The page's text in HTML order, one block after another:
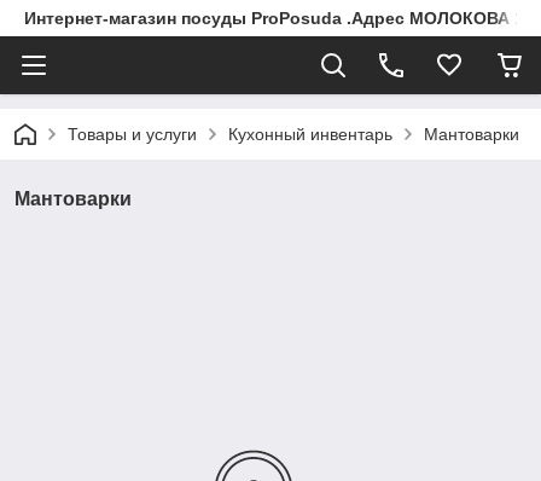
Интернет-магазин посуды ProPosuda .Адрес МОЛОКОВА
Товары и услуги Кухонный инвентарь Мантоварки
Мантоварки